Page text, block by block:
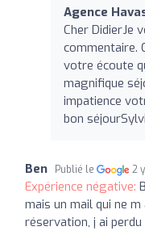
Agence
Cher DidierJe
commentaire.
votre écoute
magnifique
impatience
bon
Ben Publié le 2
Expérience négative:
mais un mail qui ne
réservation, j ai